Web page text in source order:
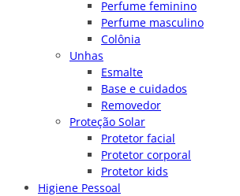
Perfume feminino
Perfume masculino
Colônia
Unhas
Esmalte
Base e cuidados
Removedor
Proteção Solar
Protetor facial
Protetor corporal
Protetor kids
Higiene Pessoal